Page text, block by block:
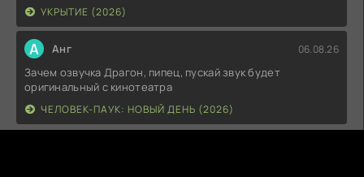
УКРЫТИЕ (2026)
А Анг 06.08.26
Зачем озвучка Драгон, пипец, пускай звук будет
оригинальный с кинотеатра
ЧЕЛОВЕК-ПАУК: НОВЫЙ ДЕНЬ (2026)